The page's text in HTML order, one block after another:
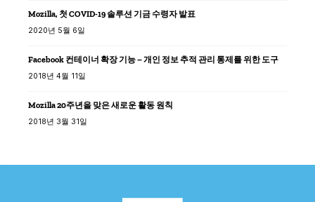
Mozilla, 첫 COVID-19 솔루션 기금 수령자 발표
2020년 5월 6일
Facebook 컨테이너 확장 기능 – 개인 정보 추적 관리 통제를 위한 도구
2018년 4월 11일
Mozilla 20주년을 맞은 새로운 활동 원칙
2018년 3월 31일